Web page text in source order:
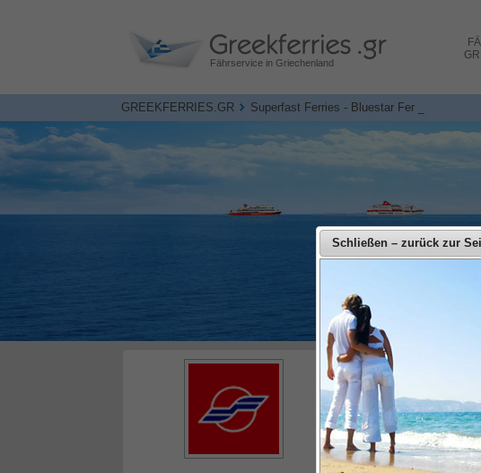
Fährservice in Griechenland
GREEKFERRIES.GR Superfast Ferries - Bluestar Ferries - Bari
Superfast
Schließen – zurück zur